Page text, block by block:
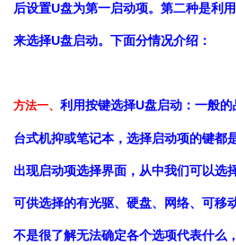
后设置U盘为第一启动项。第二种是利
来选择U盘启动。下面分情况介绍：
方法一、 利用按键选择U盘启动：一般
台式机抑或笔记本，选择启动项的键都
出现启动项选择界面，从中我们可以选
可供选择的有光驱、硬盘、网络、可移
不是很了解无法确定各个选项代表什么